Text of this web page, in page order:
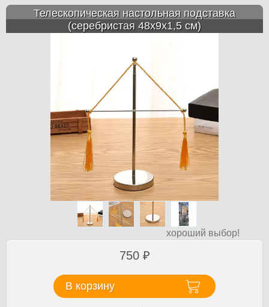
Телескопическая настольная подставка
(серебристая 48х9х1,5 см)
хороший выбор!
750 ₽
В корзину